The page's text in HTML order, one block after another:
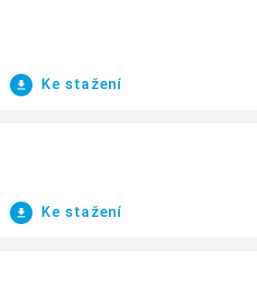
Ke stažení
Ke stažení